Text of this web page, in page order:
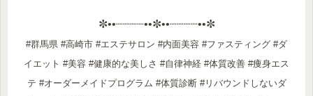
✼••┈┈┈┈••✼••┈┈┈┈••✼
#群馬県 #高崎市 #エステサロン #内面美容 #ファスティング #ダ
イエット #美容 #健康的な美しさ #自律神経 #体質改善 #痩身エス
テ #オーダーメイドプログラム #体質診断 #リバウンドしないダ